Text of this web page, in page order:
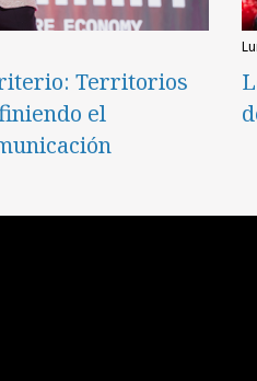
Territorios
el